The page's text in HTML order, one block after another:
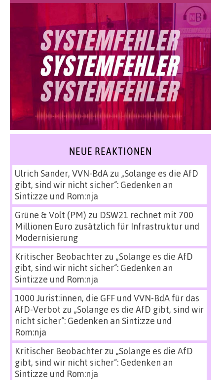
NEUE REAKTIONEN
Ulrich Sander, VVN-BdAzu „Solange es die AfD
gibt, sind wir nicht sicher“: Gedenken an
Sinti:zze und Rom:nja
Grüne & Volt (PM) zu DSW21 rechnet mit 700
Millionen Euro zusätzlich für Infrastruktur und
Modernisierung
Kritischer Beobachterzu „Solange es die AfD
gibt, sind wir nicht sicher“: Gedenken an
Sinti:zze und Rom:nja
1000 Jurist:innen, die GFF und VVN-BdA für das
AfD-Verbot zu „Solange es die AfD gibt, sind wir
nicht sicher“: Gedenken an Sinti:zze und
Rom:nja
Kritischer Beobachterzu „Solange es die AfD
gibt, sind wir nicht sicher“: Gedenken an
Sinti:zze und Rom:nja